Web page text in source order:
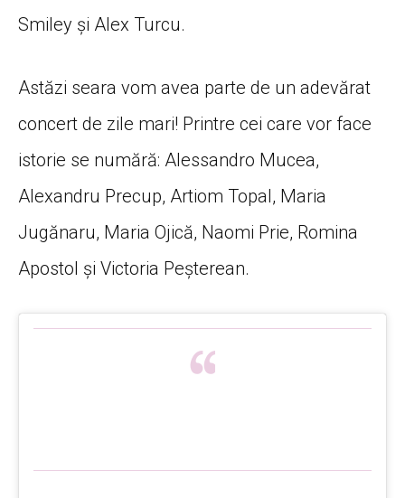
Smiley și Alex Turcu.
Astăzi seara vom avea parte de un adevărat
concert de zile mari! Printre cei care vor face
istorie se numără: Alessandro Mucea,
Alexandru Precup, Artiom Topal, Maria
Jugănaru, Maria Ojică, Naomi Prie, Romina
Apostol și Victoria Peșterean.